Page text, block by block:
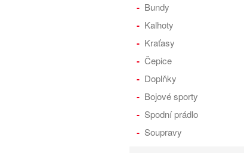
Bundy
Kalhoty
Kraťasy
Čepice
Doplňky
Bojové sporty
Spodní prádlo
Soupravy